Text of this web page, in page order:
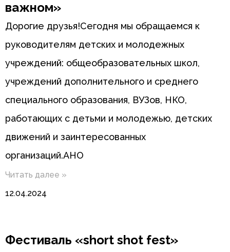
важном»
Дорогие друзья!Сегодня мы обращаемся к
руководителям детских и молодежных
учреждений: общеобразовательных школ,
учреждений дополнительного и среднего
специального образования, ВУЗов, НКО,
работающих с детьми и молодежью, детских
движений и заинтересованных
организаций.АНО
Читать далее »
12.04.2024
Фестиваль «short shot fest»